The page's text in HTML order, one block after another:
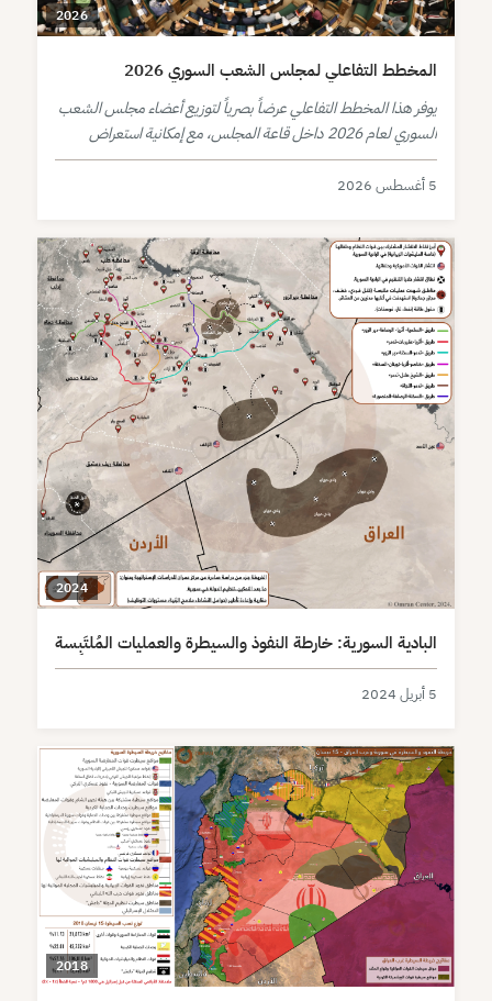
2026
المخطط التفاعلي لمجلس الشعب السوري 2026
يوفر هذا المخطط التفاعلي عرضاً بصرياً لتوزيع أعضاء مجلس الشعب
السوري لعام 2026 داخل قاعة المجلس، مع إمكانية استعراض
بيانات كل عضو بشكل مباشر.
5 أغسطس 2026
2024
البادية السورية: خارطة النفوذ والسيطرة والعمليات المُلتَبِسة
5 أبريل 2024
2018